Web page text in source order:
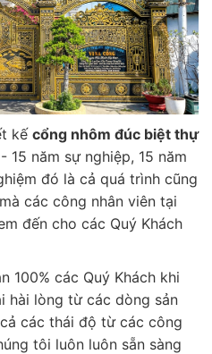
kế cổng nhôm đúc biệt thự
15 năm sự nghiệp, 15 năm
đó là cả quá trình cũng
các công nhân viên tại
đến cho các Quý Khách
100% các Quý Khách khi
hài lòng từ các dòng sản
các thái độ từ các công
tôi luôn luôn sẵn sàng